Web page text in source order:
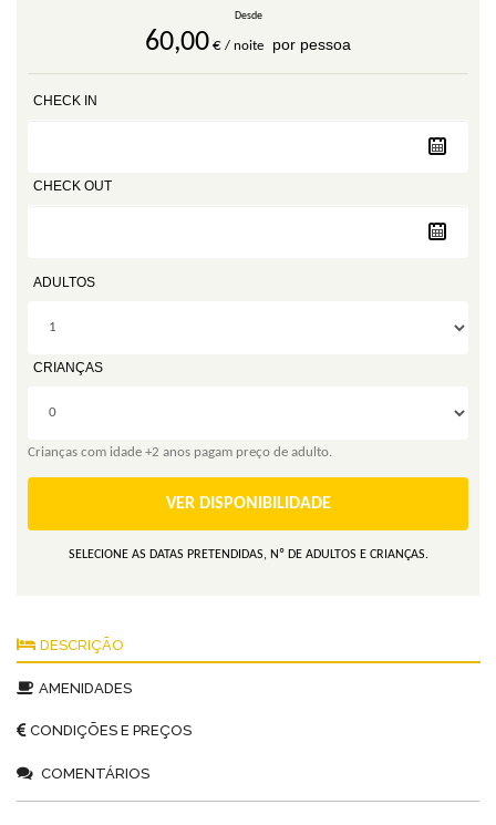
Desde
60,00 € / noite por pessoa
CHECK IN
CHECK OUT
ADULTOS
CRIANÇAS
Crianças com idade +2 anos pagam preço de adulto.
VER DISPONIBILIDADE
SELECIONE AS DATAS PRETENDIDAS, Nº DE ADULTOS E CRIANÇAS.
DESCRIÇÃO
AMENIDADES
CONDIÇÕES E PREÇOS
COMENTÁRIOS